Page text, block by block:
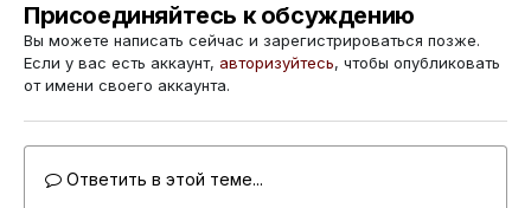
Присоединяйтесь к обсуждению
Вы можете написать сейчас и зарегистрироваться позже.
Если у вас есть аккаунт, авторизуйтесь, чтобы опубликовать
от имени своего аккаунта.
Ответить в этой теме...